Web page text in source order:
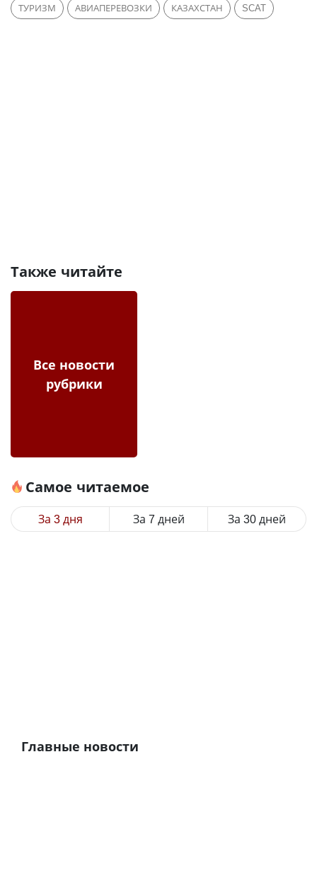
ТУРИЗМ АВИАПЕРЕВОЗКИ КАЗАХСТАН SCAT
Также читайте
Все новости
рубрики
Самое читаемое
За 3 дня За 7 дней За 30 дней
Главные новости